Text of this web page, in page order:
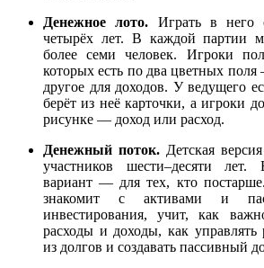
Денежное лото. Играть в него
четырёх лет. В каждой партии
более семи человек. Игроки
которых есть по два цветных
другое для доходов. У ведущего
берёт из неё карточки, а игроки
рисунке — доход или расход.
Денежный поток. Детская
участников шести–десяти
вариант — для тех, кто
знакомит с активами и
инвестирования, учит, как
расходы и доходы, как управлять
из долгов и создавать пассивный